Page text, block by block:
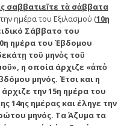
σαββατιεῖτε τὰ σάββατα
ημέρα του Εξιλασμού (10η
Σάββατο του
ημέρα του Έβδομου
τοῦ μηνὸς τοῦ
η οποία άρχιζε «ἀπὸ
μηνός. Έτσι και η
την 15η ημέρα του
14ης ημέρας και έληγε την
μηνός. Τα Άζυμα τα